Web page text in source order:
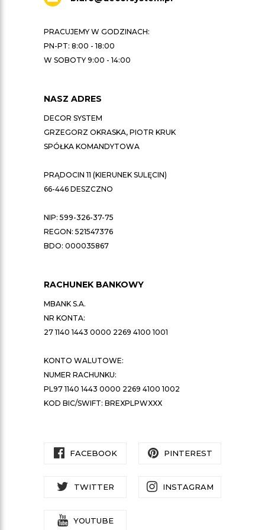
PRACUJEMY W GODZINACH:
PN-PT: 8:00 - 18:00
W SOBOTY 9:00 - 14:00
NASZ ADRES
DECOR SYSTEM
GRZEGORZ OKRASKA, PIOTR KRUK
SPÓŁKA KOMANDYTOWA
PRĄDOCIN 11 (KIERUNEK SULĘCIN)
66-446 DESZCZNO
NIP: 599-326-37-75
REGON: 521547376
BDO: 000035867
RACHUNEK BANKOWY
MBANK S.A.
NR KONTA:
27 1140 1443 0000 2269 4100 1001
KONTO WALUTOWE:
NUMER RACHUNKU:
PL97 1140 1443 0000 2269 4100 1002
KOD BIC/SWIFT: BREXPLPWXXX
FACEBOOK PINTEREST
TWITTER INSTAGRAM
YOUTUBE